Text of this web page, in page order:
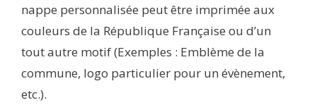
nappe personnalisée peut être imprimée aux
couleurs de la République Française ou d’un
tout autre motif (Exemples : Emblème de la
commune, logo particulier pour un évènement,
etc.).